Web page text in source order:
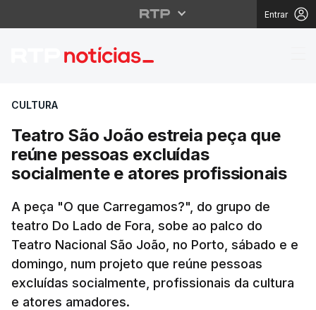
Entrar
Teatro São João
CULTURA
Teatro São João estreia peça que
reúne pessoas excluídas
socialmente e atores profissionais
A peça "O que Carregamos?", do grupo de
teatro Do Lado de Fora, sobe ao palco do
Teatro Nacional São João, no Porto, sábado e e
domingo, num projeto que reúne pessoas
excluídas socialmente, profissionais da cultura
e atores amadores.